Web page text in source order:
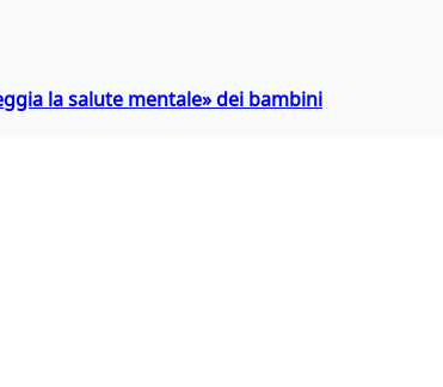
la salute mentale» dei bambini